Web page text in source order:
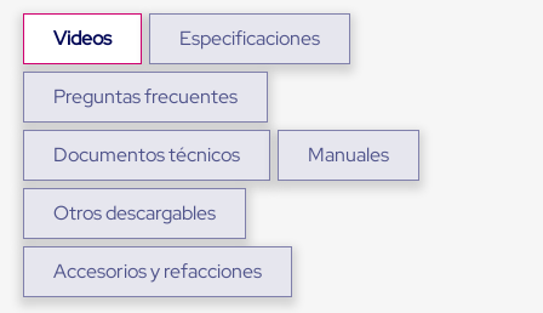
Emplaye
Manual
Plastico
para
Emplayar
Preestirado
Pelicula
Plastica
Stretch
Hood
Manejo
de
carga
sin
Videos Especificaciones
Preguntas frecuentes
Documentos técnicos Manuales
Otros descargables
Accesorios y refacciones